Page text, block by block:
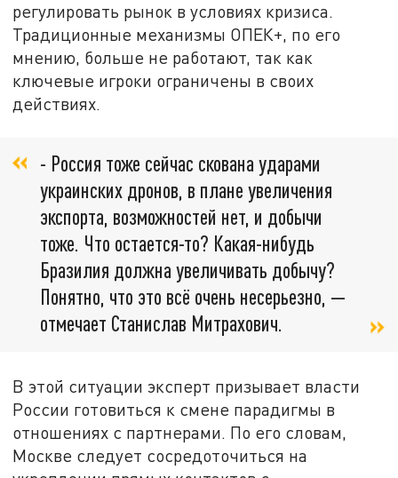
регулировать рынок в условиях кризиса.
Традиционные механизмы ОПЕК+, по его
мнению, больше не работают, так как
ключевые игроки ограничены в своих
действиях.
- Россия тоже сейчас скована ударами
украинских дронов, в плане увеличения
экспорта, возможностей нет, и добычи
тоже. Что остается-то? Какая-нибудь
Бразилия должна увеличивать добычу?
Понятно, что это всё очень несерьезно, —
отмечает Станислав Митрахович.
В этой ситуации эксперт призывает власти
России готовиться к смене парадигмы в
отношениях с партнерами. По его словам,
Москве следует сосредоточиться на